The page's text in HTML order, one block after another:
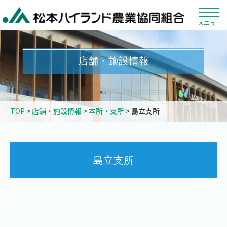
メニュー
店舗・施設情報
TOP >店舗・施設情報 >本所・支所 > 島立支所
島立支所